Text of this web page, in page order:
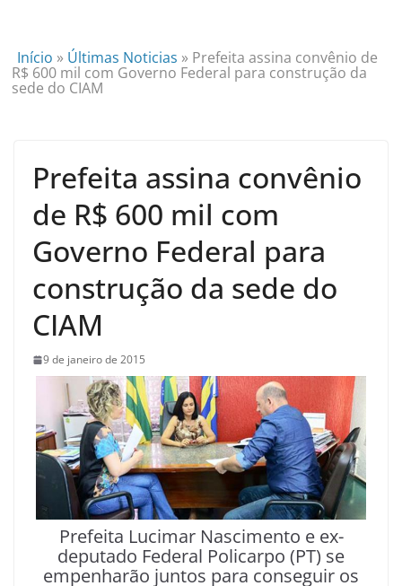
Início » Últimas Noticias » Prefeita assina convênio de
R$ 600 mil com Governo Federal para construção da
sede do CIAM
Prefeita assina convênio
de R$ 600 mil com
Governo Federal para
construção da sede do
CIAM
9 de janeiro de 2015
Prefeita Lucimar Nascimento e ex-
deputado Federal Policarpo (PT) se
empenharão juntos para conseguir os